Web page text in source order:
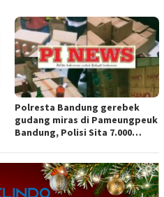
Polresta Bandung gerebek
gudang miras di Pameungpeuk
Bandung, Polisi Sita 7.000